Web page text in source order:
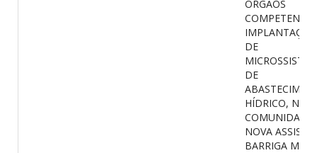
ÓRGÃOS
IMPLANTAÇÃO
DE
DE
HÍDRICO, NA
COMUNIDADE
NOVA ASSIS -
BARRIGA